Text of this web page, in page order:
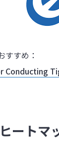
すすめ：
Conducting
ヒートマ